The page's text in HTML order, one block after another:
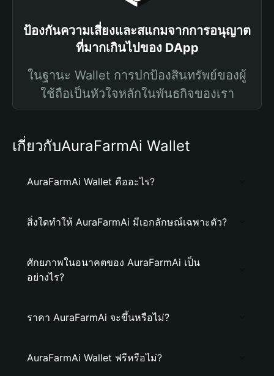
ป้องกันความเสี่ยงและสแกมจากการอนุญาต
ที่มากเกินไปของ DApp
ในฐานะ Wallet การปกป้องสินทรัพย์ของผู้
ใช้ถือเป็นหัวใจหลักในพันธกิจของเรา
เกี่ยวกับAuraFarmAi Wallet
AuraFarmAi Wallet คืออะไร?
สิ่งใดทำให้ AuraFarmAi มีเอกลักษณ์เฉพาะตัว?
ศักยภาพในอนาคตของ AuraFarmAi เป็น
อย่างไร?
ราคา AuraFarmAi จะขึ้นหรือไม่?
AuraFarmAi Wallet ฟรีหรือไม่?